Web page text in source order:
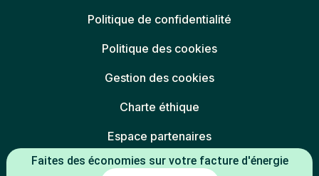
Faites des économies sur votre facture d'énergie
Politique de confidentialité
Politique des cookies
Gestion des cookies
Charte éthique
Espace partenaires